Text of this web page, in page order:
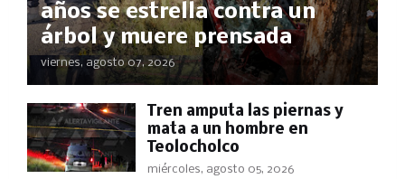
años se estrella contra un
árbol y muere prensada
viernes, agosto 07, 2026
Tren amputa las piernas y
mata a un hombre en
Teolocholco
miércoles, agosto 05, 2026